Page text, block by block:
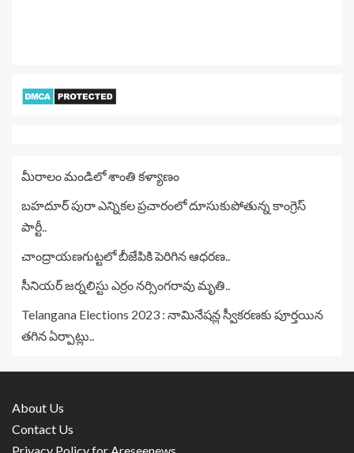
మీరాలం మండిలో శాంతి కళ్యాణం
బహదూర్ పురా ఎన్నికల ప్రచారంలో దూసుకుపోతున్న కాంగ్రెస్
పార్టీ..
చాంద్రాయణగుట్టలో బీజేపికి పెరిగిన ఆధరణ..
సీనియర్ జర్నలిస్టు ఎర్రం నర్సింగరావు మృతి..
Telangana Elections 2023 : నామినేషన్ల స్వీకరణకు పూర్తయిన
తగిన ఏర్పాట్లు..
About Us
Contact Us